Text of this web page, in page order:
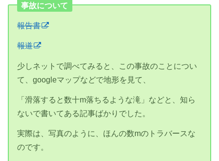
事故について
報告書
報道
少しネットで調べてみると、この事故のことについ
て、googleマップなどで地形を見て、
「滑落すると数十m落ちるような滝」などと、知ら
ないで書いてある記事ばかりでした。
実際は、写真のように、ほんの数mのトラバースな
のです。